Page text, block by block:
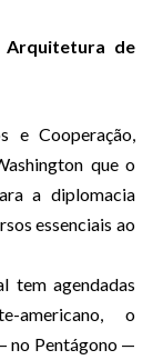
Arquitetura de
e Cooperação,
que o
a diplomacia
essenciais ao
tem agendadas
americano, o
no Pentágono —